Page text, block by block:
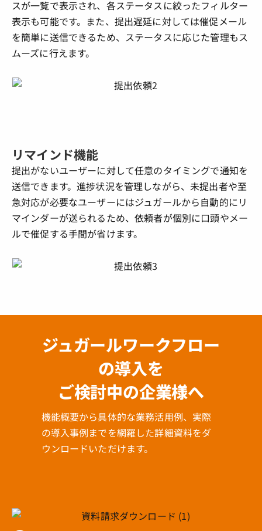
スが一覧で表示され、各ステータスに絞ったフィルター
表示も可能です。また、提出遅延に対しては催促メール
を簡単に送信できるため、ステータスに応じた管理もス
ムーズに行えます。
リマインド機能
提出がないユーザーに対して任意のタイミングで通知を
送信できます。進捗状況を管理しながら、未提出者や至
急対応が必要なユーザーにはジュガールから自動的にリ
マインダーが送られるため、依頼者が個別に口頭やメー
ルで催促する手間が省けます。
ジュガールワークフロー
の導入を
ご検討中の企業様へ
機能概要から具体的な業務活用例、実際
の導入事例までを網羅した詳細資料をダ
ウンロードいただけます。